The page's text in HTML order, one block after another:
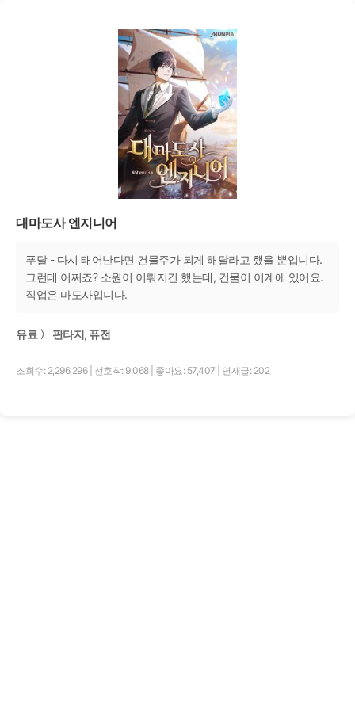
대마도사 엔지니어
푸달 - 다시 태어난다면 건물주가 되게 해달라고 했을 뿐입니다.
그런데 어쩌죠? 소원이 이뤄지긴 했는데, 건물이 이계에 있어요.
직업은 마도사입니다.
유료 〉 판타지, 퓨전
조회수: 2,296,296 선호작: 9,068 좋아요: 57,407 연재글: 202